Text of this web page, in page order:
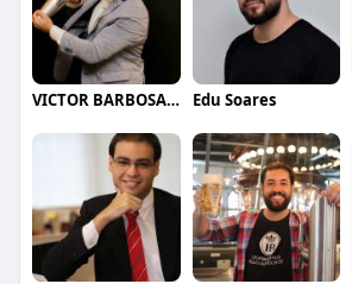
VICTOR BARBOSA QUARANTA Edu Soares